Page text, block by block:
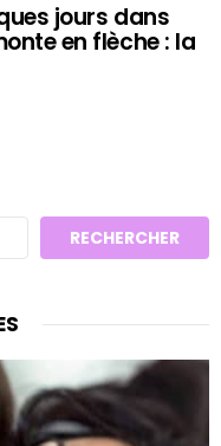
jours dans
en flèche : la
RECHERCHER